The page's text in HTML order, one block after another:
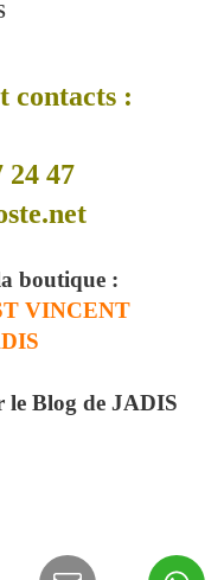
contacts :
24 47
boutique :
VINCENT
le Blog de JADIS